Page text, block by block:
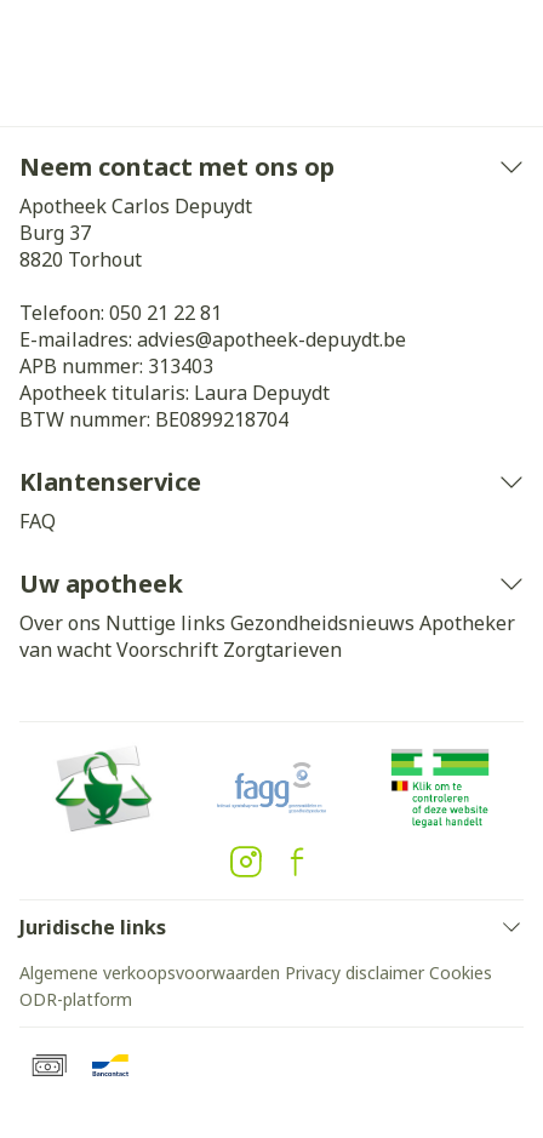
Neem contact met ons op
Apotheek Carlos Depuydt
Burg 37
8820 Torhout
Telefoon: 050 21 22 81
E-mailadres: advies@apotheek-depuydt.be
APB nummer: 313403
Apotheek titularis: Laura Depuydt
BTW nummer: BE0899218704
Klantenservice
FAQ
Uw apotheek
Over ons Nuttige links Gezondheidsnieuws Apotheker
van wachtVoorschrift Zorgtarieven
Juridische links
Algemene verkoopsvoorwaarden Privacy disclaimer Cookies
ODR-platform